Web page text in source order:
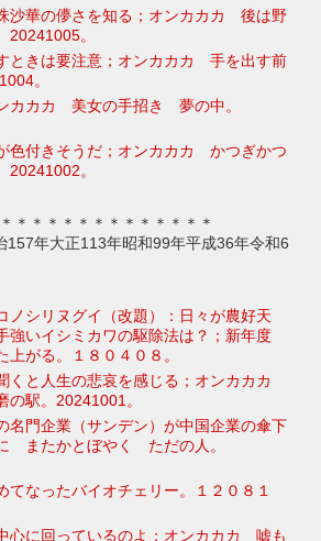
沙華の儚さを知る；オンカカカ 後は野
。
ときは要注意；オンカカカ 手を出す前
。
カカカ 美女の手招き 夢の中。
色付きそうだ；オンカカカ かつぎかつ
。
＊＊＊＊＊＊＊＊＊＊＊＊＊
157年大正113年昭和99年平成36年令和6
ノシリヌグイ（改題）：日々が農好天
強いイシミカワの駆除法は？；新年度
がる。１８０４０８。
くと人生の悲哀を感じる；オンカカカ
駅。20241001。
名門企業（サンデン）が中国企業の傘下
またかとぼやく ただの人。
てなったバイオチェリー。１２０８１
心に回っているのよ；オンカカカ 嘘も